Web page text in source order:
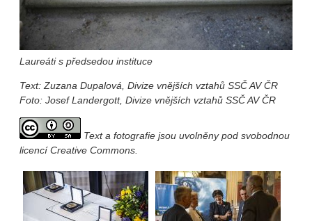
Laureáti s předsedou instituce
Text: Zuzana Dupalová, Divize vnějších vztahů SSČ AV ČR
Foto: Josef Landergott, Divize vnějších vztahů SSČ AV ČR
Text a fotografie jsou uvolněny pod svobodnou
licencí Creative Commons.